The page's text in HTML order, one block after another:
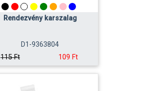
Rendezvény karszalag
D1-9363804
115 Ft
109 Ft